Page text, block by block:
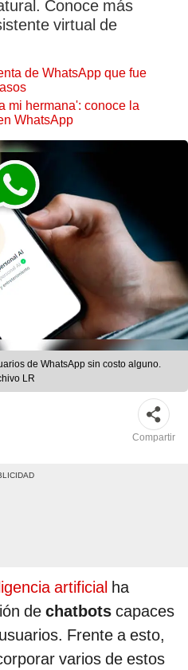
Conoce más
virtual de
de WhatsApp que fue
mi hermana': conoce la
WhatsApp
costo alguno.
LR
Compartir
artificial ha
de chatbots capaces
Frente a esto,
varios de estos